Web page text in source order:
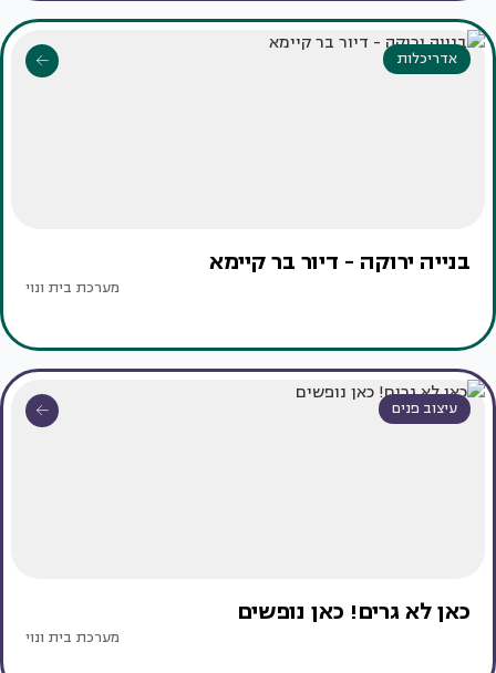
אדריכלות
בנייה ירוקה - דיור בר קיימא
מערכת בית ונוי
עיצוב פנים
כאן לא גרים! כאן נופשים
מערכת בית ונוי